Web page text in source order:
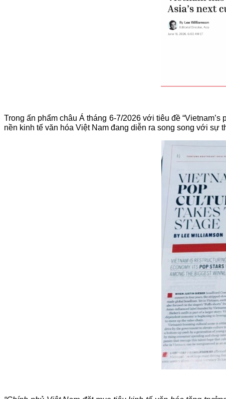
Trong ấn phẩm châu Á tháng 6-7/2026 với tiêu đề
nền kinh tế văn hóa Việt Nam đang diễn ra song song với sự